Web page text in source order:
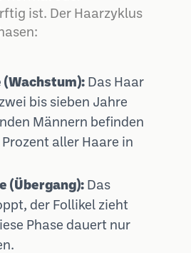
ist. Der Haarzyklus
(Wachstum): Das Haar
bis sieben Jahre
Männern befinden
aller Haare in
(Übergang): Das
der Follikel zieht
Phase dauert nur